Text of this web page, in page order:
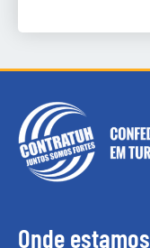
Onde estamos